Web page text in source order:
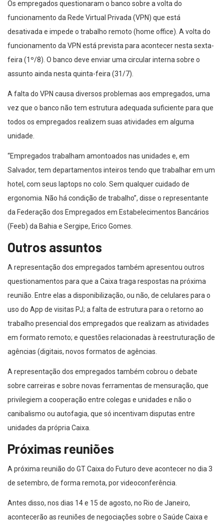
Os empregados questionaram o banco sobre a volta do
funcionamento da Rede Virtual Privada (VPN) que está
desativada e impede o trabalho remoto (home office). A volta do
funcionamento da VPN está prevista para acontecer nesta sexta-
feira (1º/8). O banco deve enviar uma circular interna sobre o
assunto ainda nesta quinta-feira (31/7).
A falta do VPN causa diversos problemas aos empregados, uma
vez que o banco não tem estrutura adequada suficiente para que
todos os empregados realizem suas atividades em alguma
unidade.
“Empregados trabalham amontoados nas unidades e, em
Salvador, tem departamentos inteiros tendo que trabalhar em um
hotel, com seus laptops no colo. Sem qualquer cuidado de
ergonomia. Não há condição de trabalho”, disse o representante
da Federação dos Empregados em Estabelecimentos Bancários
(Feeb) da Bahia e Sergipe, Erico Gomes.
Outros assuntos
A representação dos empregados também apresentou outros
questionamentos para que a Caixa traga respostas na próxima
reunião. Entre elas a disponibilização, ou não, de celulares para o
uso do App de visitas PJ; a falta de estrutura para o retorno ao
trabalho presencial dos empregados que realizam as atividades
em formato remoto; e questões relacionadas à reestruturação de
agências (digitais, novos formatos de agências.
A representação dos empregados também cobrou o debate
sobre carreiras e sobre novas ferramentas de mensuração, que
privilegiem a cooperação entre colegas e unidades e não o
canibalismo ou autofagia, que só incentivam disputas entre
unidades da própria Caixa.
Próximas reuniões
A próxima reunião do GT Caixa do Futuro deve acontecer no dia 3
de setembro, de forma remota, por videoconferência.
Antes disso, nos dias 14 e 15 de agosto, no Rio de Janeiro,
acontecerão as reuniões de negociações sobre o Saúde Caixa e